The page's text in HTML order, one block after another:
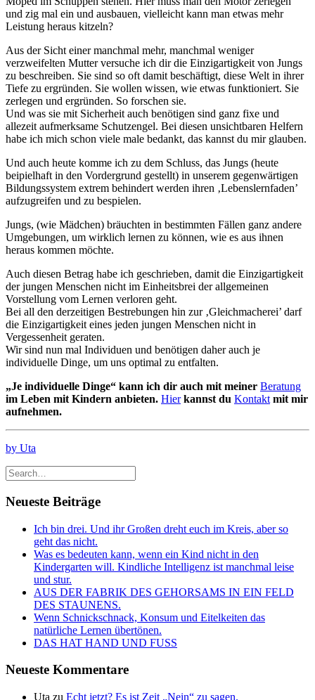
und zig mal ein und ausbauen, vielleicht kann man etwas mehr
Leistung heraus kitzeln?
Aus der Sicht einer manchmal mehr, manchmal weniger
verzweifelten Mutter versuche ich dir die Einzigartigkeit von Jungs
zu beschreiben. Sie sind so oft damit beschäftigt, diese Welt in ihrer
Tiefe zu ergründen. Sie wollen wissen, wie etwas funktioniert. Sie
zerlegen und ergründen. So forschen sie.
Und was sie mit Sicherheit auch benötigen sind ganz fixe und
allezeit aufmerksame Schutzengel. Bei diesen unsichtbaren Helfern
habe ich mich schon viele male bedankt, das kannst du mir glauben.
Und auch heute komme ich zu dem Schluss, das Jungs (heute
beipielhaft in den Vordergrund gestellt) in unserem gegenwärtigen
Bildungssystem extrem behindert werden ihren ‚Lebenslernfaden’
aufzugreifen und zu bespielen.
Jungs, (wie Mädchen) bräuchten in bestimmten Fällen ganz andere
Umgebungen, um wirklich lernen zu können, wie es aus ihnen
heraus kommen möchte.
Auch diesen Betrag habe ich geschrieben, damit die Einzigartigkeit
der jungen Menschen nicht im Einheitsbrei der allgemeinen
Vorstellung vom Lernen verloren geht.
Bei all den derzeitigen Bestrebungen hin zur ‚Gleichmacherei’ darf
die Einzigartigkeit eines jeden jungen Menschen nicht in
Vergessenheit geraten.
Wir sind nun mal Individuen und benötigen daher auch je
individuelle Dinge, um uns optimal zu entfalten.
„Je individuelle Dinge“ kann ich dir auch mit meiner Beratung
im Leben mit Kindern anbieten. Hierkannst du Kontakt mit mir
aufnehmen.
by Uta
Neueste Beiträge
Ich bin drei. Und ihr Großen dreht euch im Kreis, aber so
geht das nicht.
Was es bedeuten kann, wenn ein Kind nicht in den
Kindergarten will. Kindliche Intelligenz ist manchmal leise
und stur.
AUS DER FABRIK DES GEHORSAMS IN EIN FELD
DES STAUNENS.
Wenn Schnickschnack, Konsum und Eitelkeiten das
natürliche Lernen übertönen.
DAS HAT HAND UND FUSS
Neueste Kommentare
Uta zu Echt jetzt? Es ist Zeit „Nein“ zu sagen.